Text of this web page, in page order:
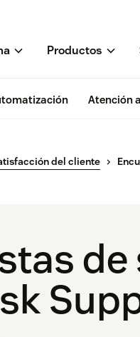
Productos
Atención
del cliente